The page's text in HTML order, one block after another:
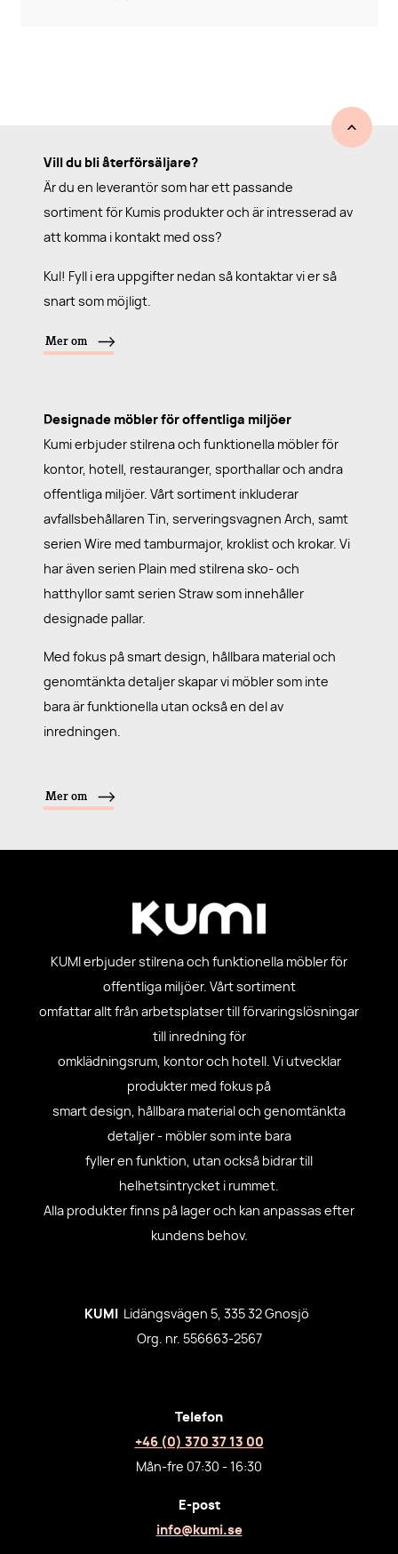
Vill du bli återförsäljare?
Är du en leverantör som har ett passande
sortiment för Kumis produkter och är intresserad av
att komma i kontakt med oss?
Kul! Fyll i era uppgifter nedan så kontaktar vi er så
snart som möjligt.
Mer om
Designade möbler för offentliga miljöer
Kumi erbjuder stilrena och funktionella möbler för
kontor, hotell, restauranger, sporthallar och andra
offentliga miljöer. Vårt sortiment inkluderar
avfallsbehållaren Tin, serveringsvagnen Arch, samt
serien Wire med tamburmajor, kroklist och krokar. Vi
har även serien Plain med stilrena sko- och
hatthyllor samt serien Straw som innehåller
designade pallar.
Med fokus på smart design, hållbara material och
genomtänkta detaljer skapar vi möbler som inte
bara är funktionella utan också en del av
inredningen.
Mer om
KUMI erbjuder stilrena och funktionella möbler för
offentliga miljöer. Vårt sortiment
omfattar allt från arbetsplatser till förvaringslösningar
till inredning för
omklädningsrum, kontor och hotell. Vi utvecklar
produkter med fokus på
smart design, hållbara material och genomtänkta
detaljer - möbler som inte bara
fyller en funktion, utan också bidrar till
helhetsintrycket i rummet.
Alla produkter finns på lager och kan anpassas efter
kundens behov.
KUMI
Lidängsvägen 5, 335 32 Gnosjö
Org. nr. 556663-2567
Telefon
+46 (0) 370 37 13 00
Mån-fre 07:30 - 16:30
E-post
info@kumi.se